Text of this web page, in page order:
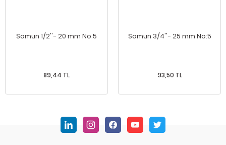
Somun 1/2''- 20 mm No:5
89,44 TL
Somun 3/4''- 25 mm No:5
93,50 TL